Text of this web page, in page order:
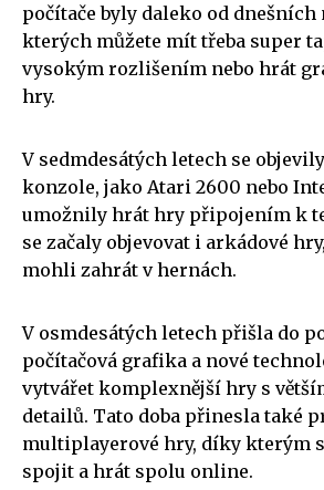
počítače byly daleko od dnešních
kterých můžete mít třeba super
vysokým rozlišením nebo hrát
hry.
V sedmdesátých letech se
konzole, jako Atari 2600 nebo
umožnily hrát hry připojením k
se začaly objevovat i arkádové
mohli zahrát v hernách.
V osmdesátých letech přišla do
počítačová grafika a nové
vytvářet komplexnější hry s
detailů. Tato doba přinesla také
multiplayerové hry, díky kterým
spojit a hrát spolu online.